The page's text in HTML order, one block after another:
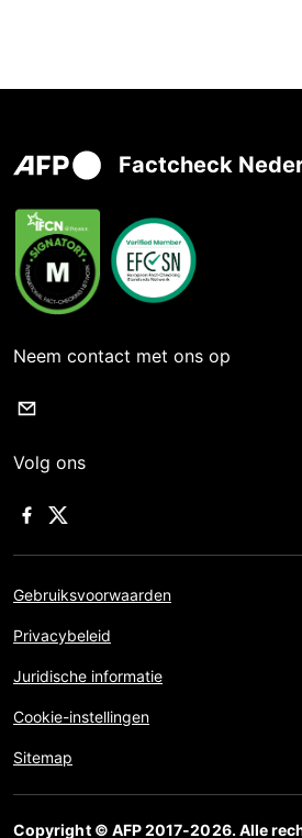
Factcheck
Neem contact met ons op
Volg ons
Gebruiksvoorwaarden
Privacybeleid
Juridische informatie
Cookie-instellingen
Sitemap
Copyright © AFP 2017-2026. Alle